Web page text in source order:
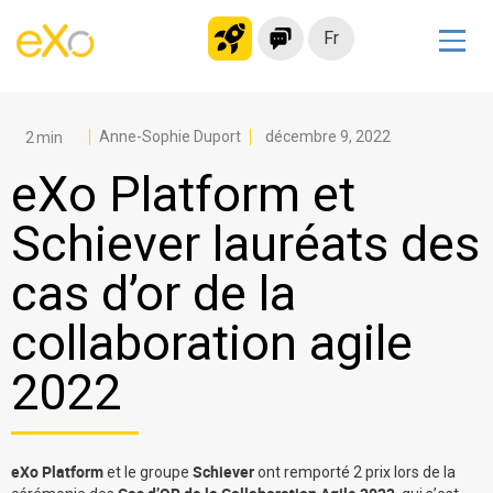
Fr
Intranet moderne
Plateforme collaborative
Réseau social
Hub de connaissances
Portail d’applications
Alternative à
Microsoft 365
Migrer vers eXo Platform
Produit
Anne-Sophie Duport décembre 9, 2022
eXo Platform et
Schiever lauréats des
cas d’or de la
collaboration agile
2022
eXo Platformet le groupe Schieveront remporté 2 prix lors de la